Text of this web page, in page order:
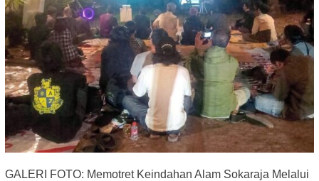
GALERI FOTO: Memotret Keindahan Alam Sokaraja Melalui